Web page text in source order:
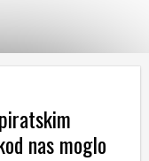
nas moglo